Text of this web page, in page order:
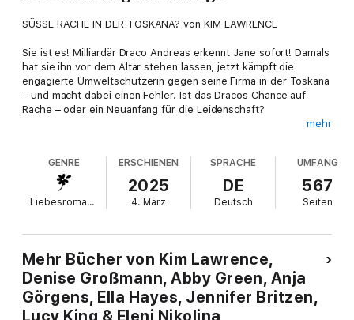
SÜSSE RACHE IN DER TOSKANA? von KIM LAWRENCE
Sie ist es! Milliardär Draco Andreas erkennt Jane sofort! Damals
hat sie ihn vor dem Altar stehen lassen, jetzt kämpft die
engagierte Umweltschützerin gegen seine Firma in der Toskana
– und macht dabei einen Fehler. Ist das Dracos Chance auf
Rache – oder ein Neuanfang für die Leidenschaft?
Laia hat sein Handy ins Meer geworfen? Ungläubig starrt
Kronprinz Dax sie an. Eigentlich hat er sie nur aufgespürt, weil
sie seinem Bruder versprochen ist. Doch nun ist er mit ihr in
dem exotischen Inselparadies allein, ohne Kontakt zur
SO LANGE SCHON VON DIR GETRÄUMT von ELLA HAYES
Ausgerechnet mit ihrem Feind, dem arroganten Will, muss die
hübsche Innendesignerin Quinn ein altes Hotel in Lissabon
sanieren. So steht es im Testament seines Vaters, ihres
mehr
GENRE
Liebesromane
ERSCHIENEN
2025
4. März
SPRACHE
DE
Deutsch
UMFANG
567
Seiten
Mehr Bücher von Kim Lawrence,
Denise Großmann, Abby Green, Anja
Görgens, Ella Hayes, Jennifer Britzen,